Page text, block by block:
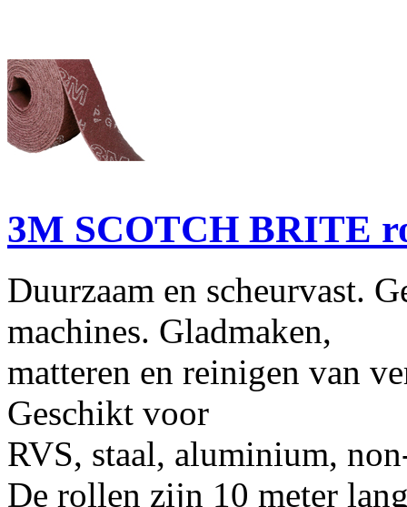
3M SCOTCH BRITE
Duurzaam en scheurvast.
machines. Gladmaken,
matteren en reinigen van
Geschikt voor
RVS, staal, aluminium,
De rollen zijn 10 meter